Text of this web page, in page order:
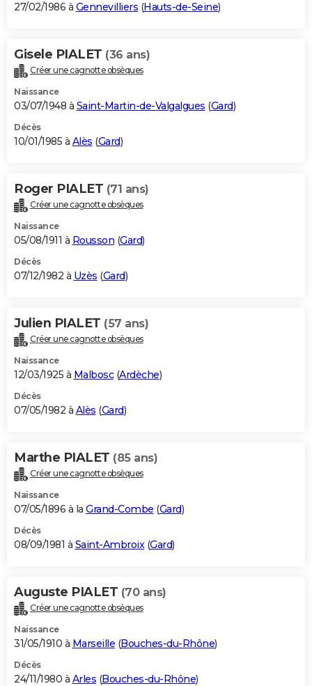
27/02/1986 à Gennevilliers (Hauts-de-Seine)
Gisele PIALET (36 ans)
Créer une cagnotte obsèques
Naissance
03/07/1948 à Saint-Martin-de-Valgalgues (Gard)
Décès
10/01/1985 à Alès (Gard)
Roger PIALET (71 ans)
Créer une cagnotte obsèques
Naissance
05/08/1911 à Rousson (Gard)
Décès
07/12/1982 à Uzès (Gard)
Julien PIALET (57 ans)
Créer une cagnotte obsèques
Naissance
12/03/1925 à Malbosc(Ardèche)
Décès
07/05/1982 à Alès (Gard)
Marthe PIALET (85 ans)
Créer une cagnotte obsèques
Naissance
07/05/1896 à la Grand-Combe (Gard)
Décès
08/09/1981 à Saint-Ambroix(Gard)
Auguste PIALET (70 ans)
Créer une cagnotte obsèques
Naissance
31/05/1910 à Marseille (Bouches-du-Rhône)
Décès
24/11/1980 à Arles (Bouches-du-Rhône)